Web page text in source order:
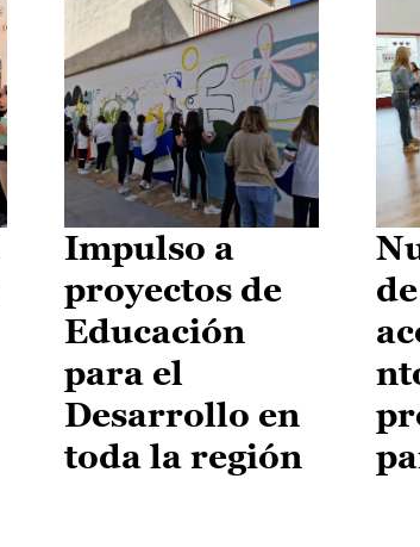
Impulso a
proyectos de
Educación
para el
Desarrollo en
toda la región